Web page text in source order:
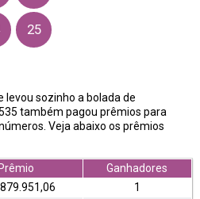
25
sozinho a bolada de
também pagou prêmios para
Veja abaixo os prêmios
Prêmio
Ganhadores
1